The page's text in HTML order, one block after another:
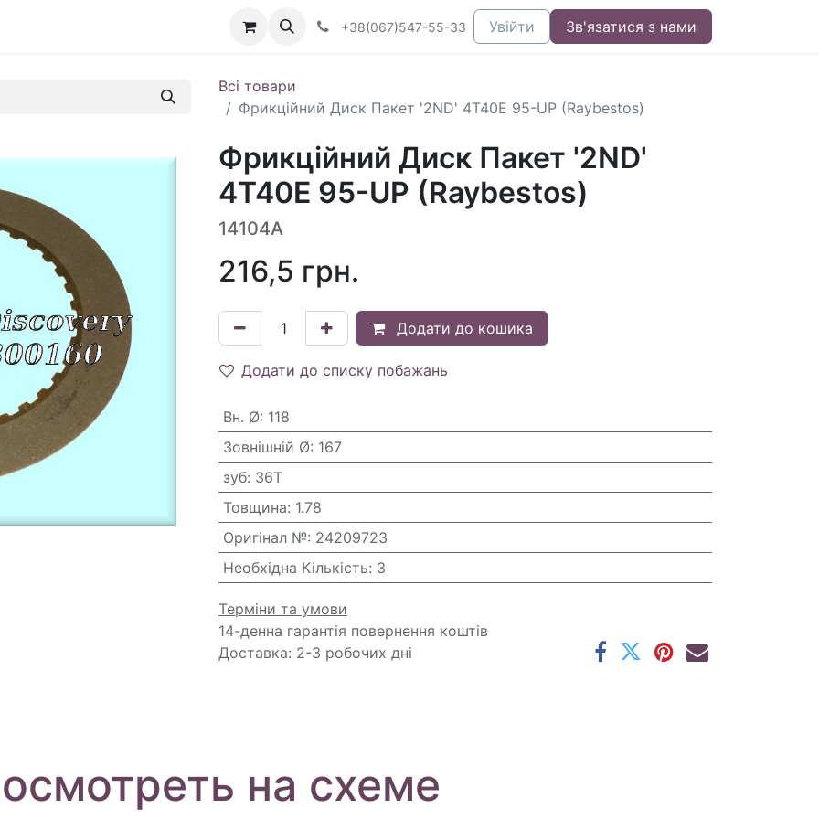
+38(067)547-55-33 Увійти Зв'язатися з нами
Всі товари
Фрикційний Диск Пакет '2ND' 4T40E 95-UP (Raybestos)
Фрикційний Диск Пакет '2ND'
4T40E 95-UP (Raybestos)
14104A
216,5 грн.
Додати до кошика
Додати до списку побажань
Вн. Ø: 118
Зовнішній Ø: 167
зуб: 36T
Товщина: 1.78
Оригінал №: 24209723
Необхідна Кількість: 3
Терміни та умови
14-денна гарантія повернення коштів
Доставка: 2-3 робочих дні
на схеме